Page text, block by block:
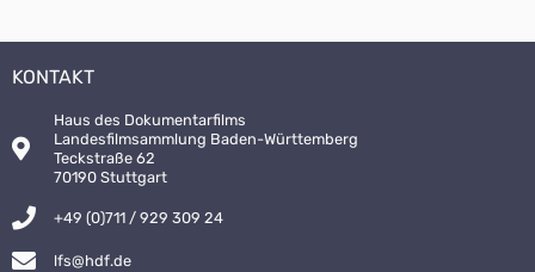
KONTAKT
Haus des Dokumentarfilms
Landesfilmsammlung Baden-Württemberg
Teckstraße 62
70190 Stuttgart
+49 (0)711 / 929 309 24
lfs@hdf.de